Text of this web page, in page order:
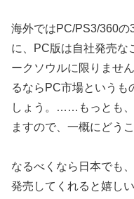
海外ではPC/PS3/360の
に、PC版は自社発売な
ークソウルに限りませ
るならPC市場というも
しょう。……もっとも、
ますので、一概にどう
なるべくなら日本でも
発売してくれると嬉し